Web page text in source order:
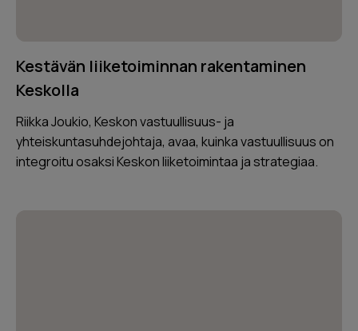
Kestävän liiketoiminnan rakentaminen
Keskolla
Riikka Joukio, Keskon vastuullisuus- ja
yhteiskuntasuhdejohtaja, avaa, kuinka vastuullisuus on
integroitu osaksi Keskon liiketoimintaa ja strategiaa.